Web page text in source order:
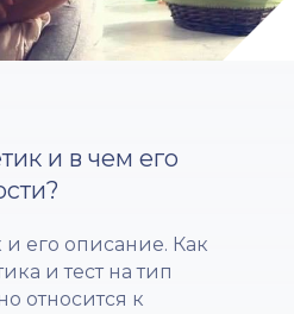
и в чем его
и его описание. Как
и тест на тип
относится к